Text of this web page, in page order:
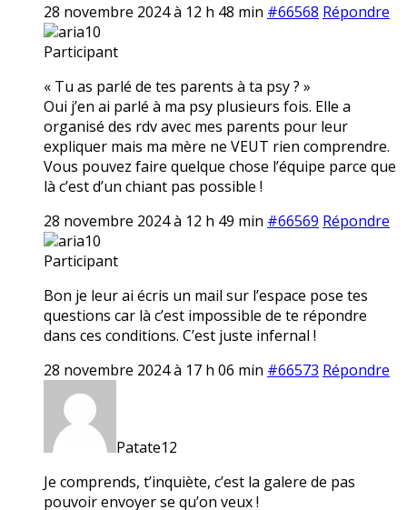
28 novembre 2024 à 12 h 48 min #66568 Répondre
aria10
Participant
« Tu as parlé de tes parents à ta psy ? »
Oui j’en ai parlé à ma psy plusieurs fois. Elle a
organisé des rdv avec mes parents pour leur
expliquer mais ma mère ne VEUT rien comprendre.
Vous pouvez faire quelque chose l’équipe parce que
là c’est d’un chiant pas possible !
28 novembre 2024 à 12 h 49 min #66569 Répondre
aria10
Participant
Bon je leur ai écris un mail sur l’espace pose tes
questions car là c’est impossible de te répondre
dans ces conditions. C’est juste infernal !
28 novembre 2024 à 17 h 06 min #66573 Répondre
Patate12
Je comprends, t’inquiète, c’est la galere de pas
pouvoir envoyer se qu’on veux !